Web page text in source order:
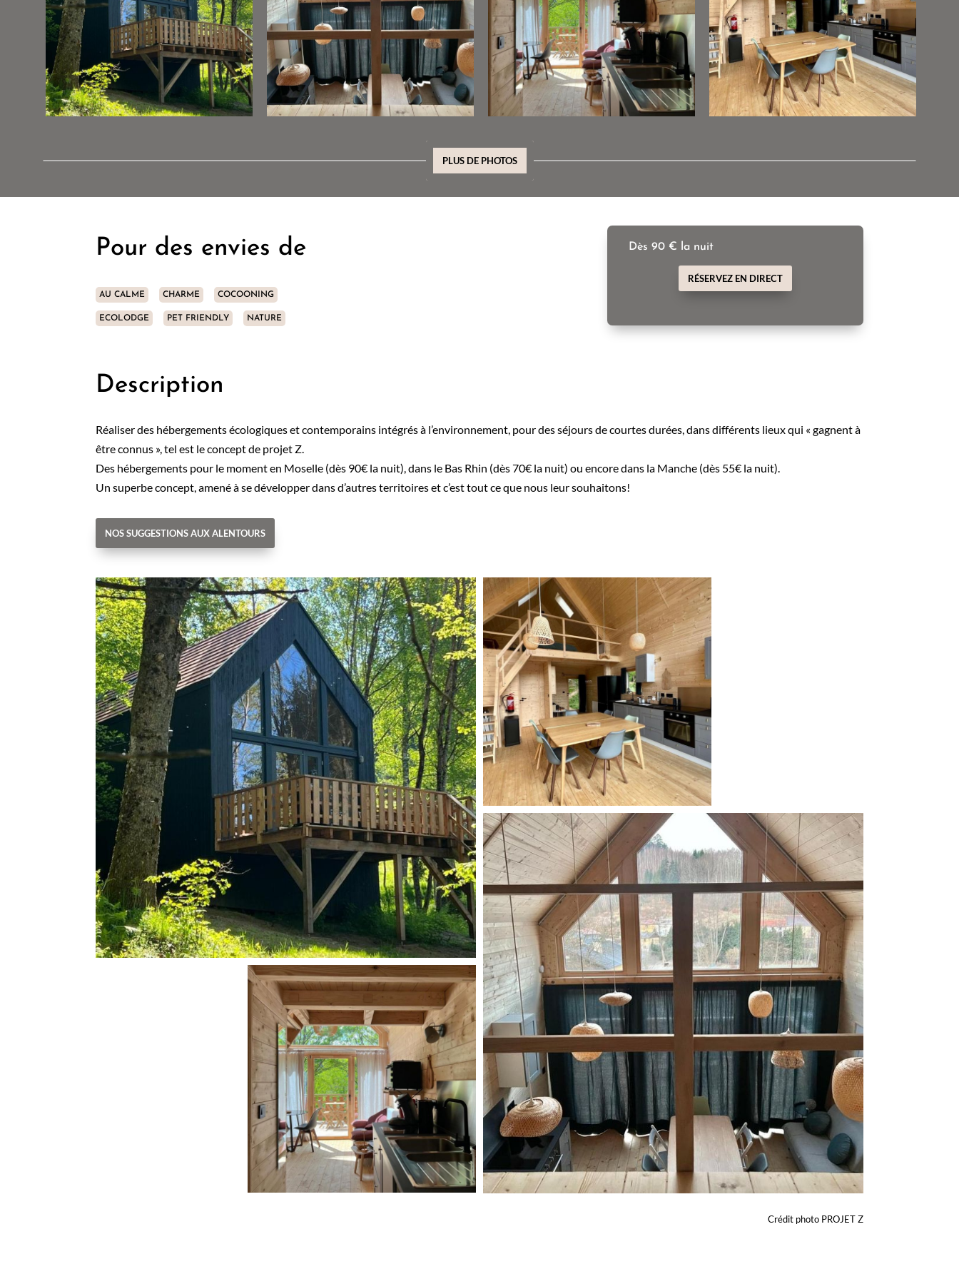
PLUS DE PHOTOS
Pour des envies de
AU CALME CHARME COCOONING
ECOLODGE PET FRIENDLY NATURE
Dès 90 € la nuit
RÉSERVEZ EN DIRECT
Description
Réaliser des hébergements écologiques et contemporains intégrés à l’environnement, pour des séjours de courtes durées, dans différents lieux qui « gagnent à
être connus », tel est le concept de projet Z.
Des hébergements pour le moment en Moselle (dès 90€ la nuit), dans le Bas Rhin (dès 70€ la nuit) ou encore dans la Manche (dès 55€ la nuit).
Un superbe concept, amené à se développer dans d’autres territoires et c’est tout ce que nous leur souhaitons!
NOS SUGGESTIONS AUX ALENTOURS
Crédit photo PROJET Z